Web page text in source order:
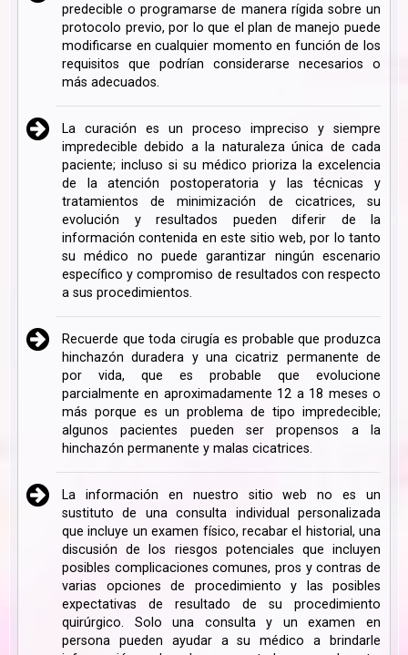
predecible o programarse de manera rígida sobre un
protocolo previo, por lo que el plan de manejo puede
modificarse en cualquier momento en función de los
requisitos que podrían considerarse necesarios o
más adecuados.
La curación es un proceso impreciso y siempre
impredecible debido a la naturaleza única de cada
paciente; incluso si su médico prioriza la excelencia
de la atención postoperatoria y las técnicas y
tratamientos de minimización de cicatrices, su
evolución y resultados pueden diferir de la
información contenida en este sitio web, por lo tanto
su médico no puede garantizar ningún escenario
específico y compromiso de resultados con respecto
a sus procedimientos.
Recuerde que toda cirugía es probable que produzca
hinchazón duradera y una cicatriz permanente de
por vida, que es probable que evolucione
parcialmente en aproximadamente 12 a 18 meses o
más porque es un problema de tipo impredecible;
algunos pacientes pueden ser propensos a la
hinchazón permanente y malas cicatrices.
La información en nuestro sitio web no es un
sustituto de una consulta individual personalizada
que incluye un examen físico, recabar el historial, una
discusión de los riesgos potenciales que incluyen
posibles complicaciones comunes, pros y contras de
varias opciones de procedimiento y las posibles
expectativas de resultado de su procedimiento
quirúrgico. Solo una consulta y un examen en
persona pueden ayudar a su médico a brindarle